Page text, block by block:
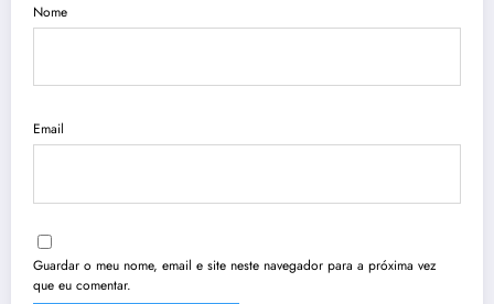
Nome
Email
Guardar o meu nome, email e site neste navegador para a próxima vez
que eu comentar.